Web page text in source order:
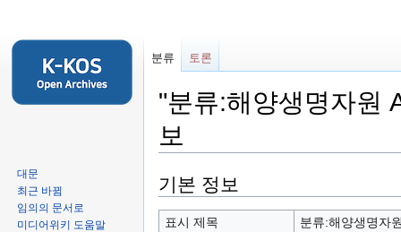
"분류:해양생명자원
보
둘
러
보
검
색
하
기본 정보
표시 제목
분류:해양생명자
분류 토론
대문
최근 바뀜
임의의 문서로
미디어위키 도움말